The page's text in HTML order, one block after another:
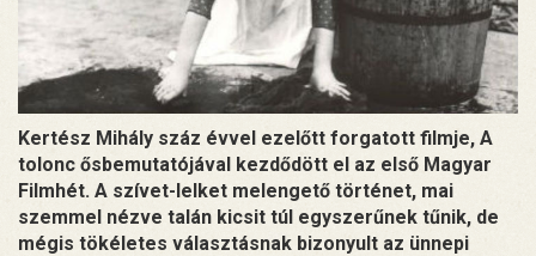
Kertész Mihály száz évvel ezelőtt forgatott filmje, A
tolonc ősbemutatójával kezdődött el az első Magyar
Filmhét. A szívet-lelket melengető történet, mai
szemmel nézve talán kicsit túl egyszerűnek tűnik, de
mégis tökéletes választásnak bizonyult az ünnepi